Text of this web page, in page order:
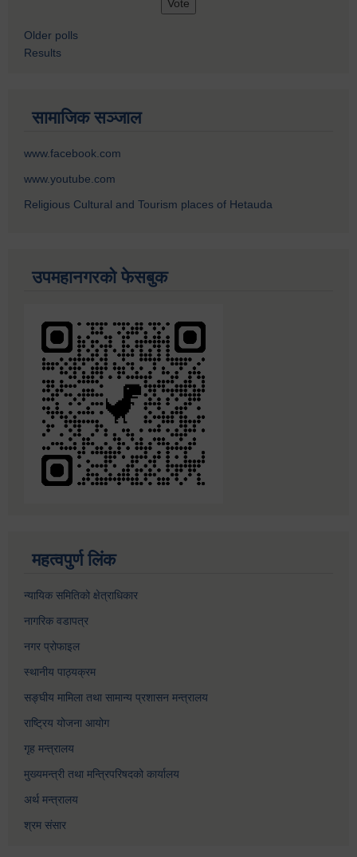
Older polls
Results
सामाजिक सञ्जाल
www.facebook.com
www.youtube.com
Religious Cultural and Tourism places of Hetauda
उपमहानगरको फेसबुक
महत्वपुर्ण लिंक
न्यायिक समितिको क्षेत्राधिकार
नागरिक वडापत्र
नगर प्रोफाइल
स्थानीय पाठ्यक्रम
सङ्घीय मामिला तथा सामान्य प्रशासन मन्त्रालय
राष्ट्रिय योजना आयोग
गृह मन्त्रालय
मुख्यमन्त्री तथा मन्त्रिपरिषदको कार्यालय
अर्थ मन्त्रालय
श्रम संसार